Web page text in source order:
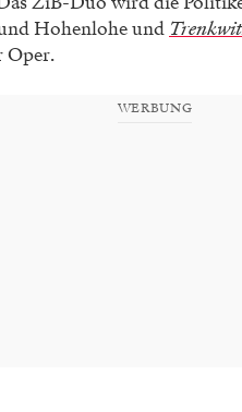
Hohenlohe und
Oper.
WERBUNG